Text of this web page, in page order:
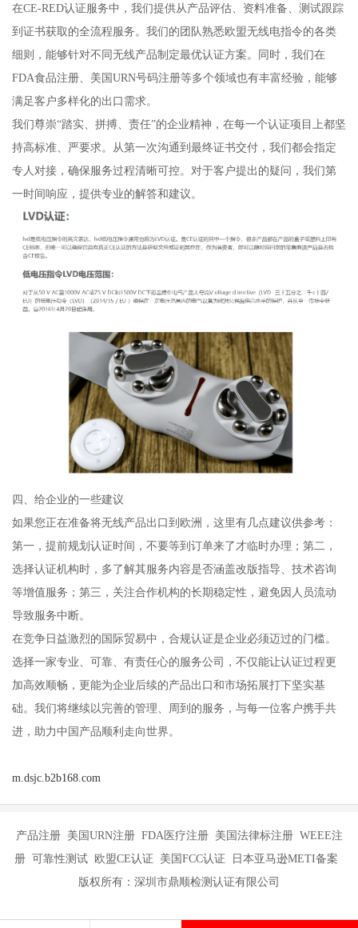
在CE-RED认证服务中，我们提供从产品评估、资料准备、测试跟踪
到证书获取的全流程服务。我们的团队熟悉欧盟无线电指令的各类
细则，能够针对不同无线产品制定最优认证方案。同时，我们在
FDA食品注册、美国URN号码注册等多个领域也有丰富经验，能够
满足客户多样化的出口需求。
我们尊崇“踏实、拼搏、责任”的企业精神，在每一个认证项目上都坚
持高标准、严要求。从第一次沟通到最终证书交付，我们都会指定
专人对接，确保服务过程清晰可控。对于客户提出的疑问，我们第
一时间响应，提供专业的解答和建议。
四、给企业的一些建议
如果您正在准备将无线产品出口到欧洲，这里有几点建议供参考：
第一，提前规划认证时间，不要等到订单来了才临时办理；第二，
选择认证机构时，多了解其服务内容是否涵盖改版指导、技术咨询
等增值服务；第三，关注合作机构的长期稳定性，避免因人员流动
导致服务中断。
在竞争日益激烈的国际贸易中，合规认证是企业必须迈过的门槛。
选择一家专业、可靠、有责任心的服务公司，不仅能让认证过程更
加高效顺畅，更能为企业后续的产品出口和市场拓展打下坚实基
础。我们将继续以完善的管理、周到的服务，与每一位客户携手共
进，助力中国产品顺利走向世界。
m.dsjc.b2b168.com
产品注册 美国URN注册 FDA医疗注册 美国法律标注册 WEEE注
册 可靠性测试 欧盟CE认证 美国FCC认证 日本亚马逊METI备案
版权所有：深圳市鼎顺检测认证有限公司